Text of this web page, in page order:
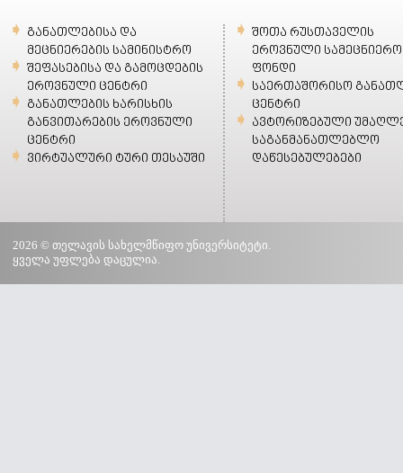
განათლებისა და
მეცნიერების სამინისტრო
შეფასებისა და გამოცდების
ეროვნული ცენტრი
განათლების ხარისხის
განვითარების ეროვნული
ცენტრი
ვირტუალური ტური თესაუში
შოთა რუსთაველის
ეროვნული სამეცნიერო
ფონდი
საერთაშორისო
ცენტრი
ავტორიზებული
საგანმანათლებლო
დაწესებულებები
2026 © თელავის სახელმწიფო უნივერსიტეტი.
ყველა უფლება დაცულია.